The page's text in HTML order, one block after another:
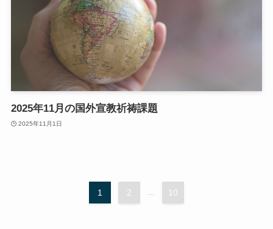
2025年11月の国外宣教祈祷課題
2025年11月1日
1 2 ... 10